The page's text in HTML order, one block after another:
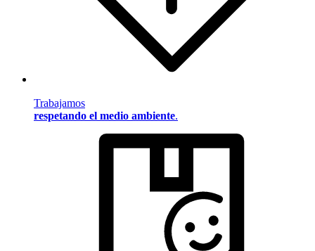
Trabajamos
respetando el medio ambiente.